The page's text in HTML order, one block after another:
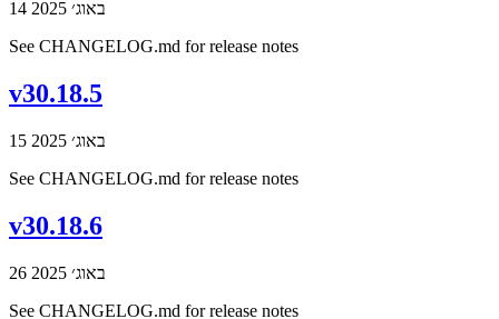
14 באוג׳ 2025
See CHANGELOG.md for release notes
v30.18.5
15 באוג׳ 2025
See CHANGELOG.md for release notes
v30.18.6
26 באוג׳ 2025
See CHANGELOG.md for release notes